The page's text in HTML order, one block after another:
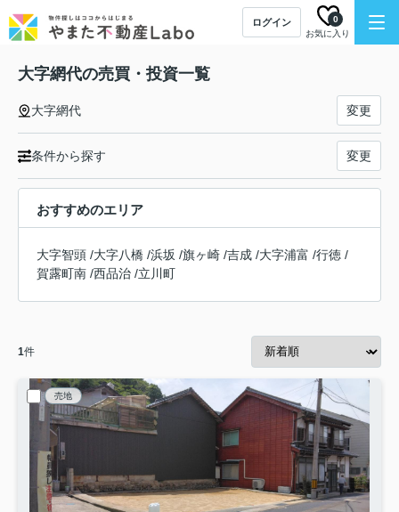
ログイン
お気に入り
0
大字網代の売買・投資一覧
大字網代 変更
条件から探す 変更
おすすめのエリア
大字智頭 /大字八橋 /浜坂 /旗ヶ崎 /吉成 /大字浦富 /行徳 /
賀露町南 /西品治 /立川町
1件
売地